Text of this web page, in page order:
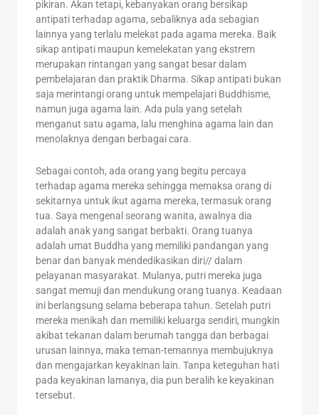
pikiran. Akan tetapi, kebanyakan orang bersikap
antipati terhadap agama, sebaliknya ada sebagian
lainnya yang terlalu melekat pada agama mereka. Baik
sikap antipati maupun kemelekatan yang ekstrem
merupakan rintangan yang sangat besar dalam
pembelajaran dan praktik Dharma. Sikap antipati bukan
saja merintangi orang untuk mempelajari Buddhisme,
namun juga agama lain. Ada pula yang setelah
menganut satu agama, lalu menghina agama lain dan
menolaknya dengan berbagai cara.
Sebagai contoh, ada orang yang begitu percaya
terhadap agama mereka sehingga memaksa orang di
sekitarnya untuk ikut agama mereka, termasuk orang
tua. Saya mengenal seorang wanita, awalnya dia
adalah anak yang sangat berbakti. Orang tuanya
adalah umat Buddha yang memiliki pandangan yang
benar dan banyak mendedikasikan diri// dalam
pelayanan masyarakat. Mulanya, putri mereka juga
sangat memuji dan mendukung orang tuanya. Keadaan
ini berlangsung selama beberapa tahun. Setelah putri
mereka menikah dan memiliki keluarga sendiri, mungkin
akibat tekanan dalam berumah tangga dan berbagai
urusan lainnya, maka teman-temannya membujuknya
dan mengajarkan keyakinan lain. Tanpa keteguhan hati
pada keyakinan lamanya, dia pun beralih ke keyakinan
tersebut.